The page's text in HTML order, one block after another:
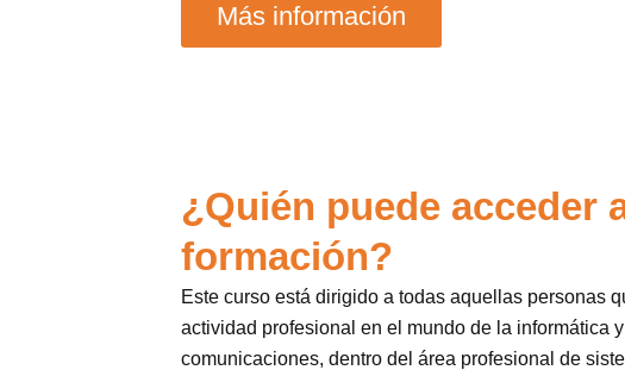
Más información
¿Quién puede acceder
formación?
Este curso está dirigido a todas aquellas personas
actividad profesional en el mundo de la informática
comunicaciones, dentro del área profesional de